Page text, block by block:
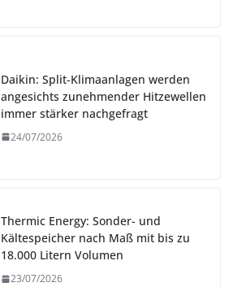
Daikin: Split-Klimaanlagen werden
angesichts zunehmender Hitzewellen
immer stärker nachgefragt
24/07/2026
Thermic Energy: Sonder- und
Kältespeicher nach Maß mit bis zu
18.000 Litern Volumen
23/07/2026